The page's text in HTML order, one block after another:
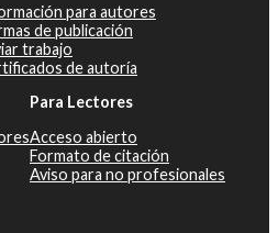
para autores
de publicación
trabajo
de autoría
Para Lectores
Acceso abierto
Formato de citación
Aviso para no profesionales